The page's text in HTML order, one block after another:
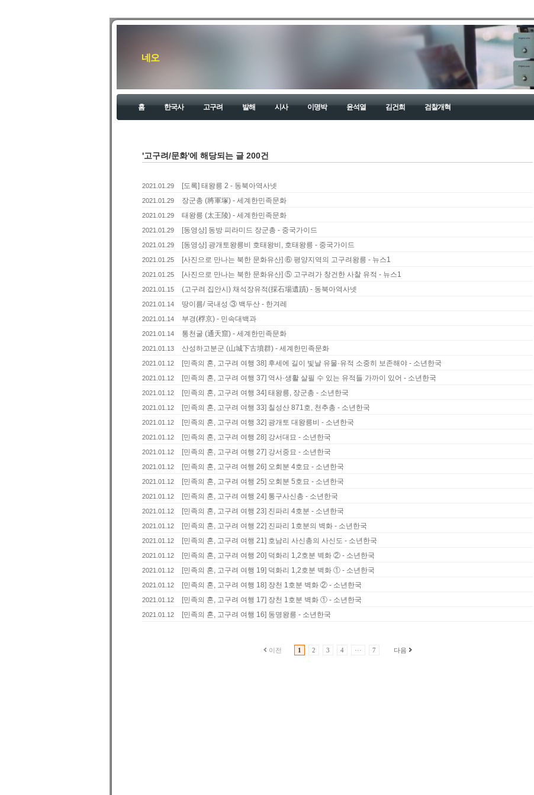
네오
홈 한국사 고구려 발해 시사 이명박 윤석열 김건희 검찰개혁
'고구려/문화'에 해당되는 글 200건
2021.01.29 [도록] 태왕릉 2 - 동북아역사넷
2021.01.29 장군총 (將軍塚) - 세계한민족문화
2021.01.29 태왕릉 (太王陵) - 세계한민족문화
2021.01.29 [동영상] 동방 피라미드 장군총 - 중국가이드
2021.01.29 [동영상] 광개토왕릉비 호태왕비, 호태왕릉 - 중국가이드
2021.01.25 [사진으로 만나는 북한 문화유산] ⑥ 평양지역의 고구려왕릉 - 뉴스1
2021.01.25 [사진으로 만나는 북한 문화유산] ⑤ 고구려가 창건한 사찰 유적 - 뉴스1
2021.01.15 (고구려 집안시) 채석장유적(採石場遺蹟) - 동북아역사넷
2021.01.14 땅이름/ 국내성 ③ 백두산 - 한겨레
2021.01.14 부경(桴京) - 민속대백과
2021.01.14 통천굴 (通天窟) - 세계한민족문화
2021.01.13 산성하고분군 (山城下古墳群) - 세계한민족문화
2021.01.12 [민족의 혼, 고구려 여행 38] 후세에 길이 빛날 유물·유적 소중히 보존해야 - 소년한국
2021.01.12 [민족의 혼, 고구려 여행 37] 역사·생활 살필 수 있는 유적들 가까이 있어 - 소년한국
2021.01.12 [민족의 혼, 고구려 여행 34] 태왕릉, 장군총 - 소년한국
2021.01.12 [민족의 혼, 고구려 여행 33] 칠성산 871호, 천추총 - 소년한국
2021.01.12 [민족의 혼, 고구려 여행 32] 광개토 대왕릉비 - 소년한국
2021.01.12 [민족의 혼, 고구려 여행 28] 강서대묘 - 소년한국
2021.01.12 [민족의 혼, 고구려 여행 27] 강서중묘 - 소년한국
2021.01.12 [민족의 혼, 고구려 여행 26] 오회분 4호묘 - 소년한국
2021.01.12 [민족의 혼, 고구려 여행 25] 오회분 5호묘 - 소년한국
2021.01.12 [민족의 혼, 고구려 여행 24] 통구사신총 - 소년한국
2021.01.12 [민족의 혼, 고구려 여행 23] 진파리 4호분 - 소년한국
2021.01.12 [민족의 혼, 고구려 여행 22] 진파리 1호분의 벽화 - 소년한국
2021.01.12 [민족의 혼, 고구려 여행 21] 호남리 사신총의 사신도 - 소년한국
2021.01.12 [민족의 혼, 고구려 여행 20] 덕화리 1,2호분 벽화 ② - 소년한국
2021.01.12 [민족의 혼, 고구려 여행 19] 덕화리 1,2호분 벽화 ① - 소년한국
2021.01.12 [민족의 혼, 고구려 여행 18] 장천 1호분 벽화 ② - 소년한국
2021.01.12 [민족의 혼, 고구려 여행 17] 장천 1호분 벽화 ① - 소년한국
2021.01.12 [민족의 혼, 고구려 여행 16] 동명왕릉 - 소년한국
이전 1 2 3 4 ··· 7 다음